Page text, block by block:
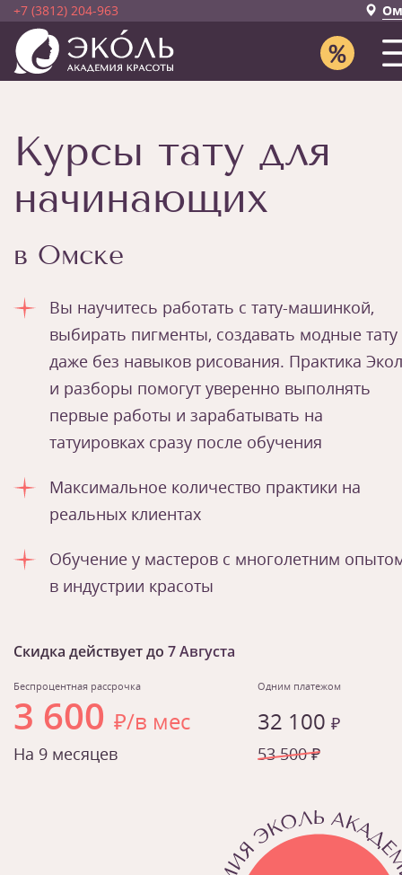
+7 (3812) 204-963
Курсы тату для
начинающих
в Омске
Вы научитесь работать с тату-машинкой,
выбирать пигменты, создавать модные тату
даже без навыков рисования. Практика
и разборы помогут уверенно выполнять
первые работы и зарабатывать на
татуировках сразу после обучения
Максимальное количество практики на
реальных клиентах
Обучение у мастеров с многолетним
в индустрии красоты
Скидка действует до 7 Августа
Беспроцентная рассрочка
3 600 ₽/в мес
На 9 месяцев
Одним платежом
32 100 ₽
53 500 ₽